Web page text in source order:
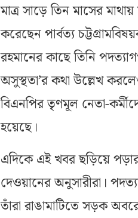
মাত্র সাড়ে তিন মাসের
করেছেন পার্বত্য
রহমানের কাছে তিনি
অসুস্থতা’র কথা উল্লেখ
বিএনপির তৃণমূল নেতা-
হয়েছে।
এদিকে এই খবর ছড়িয়ে
দেওয়ানের অনুসারীরা।
তাঁরা রাঙামাটিতে সড়ক